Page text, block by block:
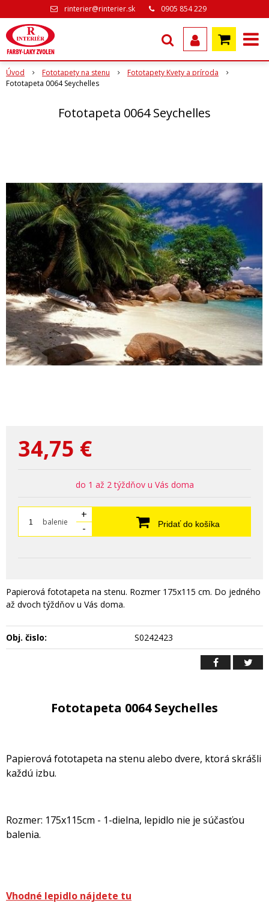
rinterier@rinterier.sk 0905 854 229
Úvod Fototapety na stenu
Fototapety Kvety a príroda
Fototapeta 0064 Seychelles
Fototapeta 0064 Seychelles
34,75 €
do 1 až 2 týždňov u Vás doma
balenie
+
-
Pridať do košíka
Papierová fototapeta na stenu. Rozmer 175x115 cm. Do jedného
až dvoch týždňov u Vás doma.
Obj. čislo: S0242423
Fototapeta 0064 Seychelles
Papierová fototapeta na stenu alebo dvere, ktorá skrášli
každú izbu.
Rozmer: 175x115cm - 1-dielna, lepidlo nie je súčasťou
balenia.
Vhodné lepidlo nájdete tu